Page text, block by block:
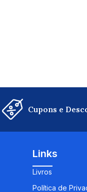
Cupons e
Links
Livros
Política de